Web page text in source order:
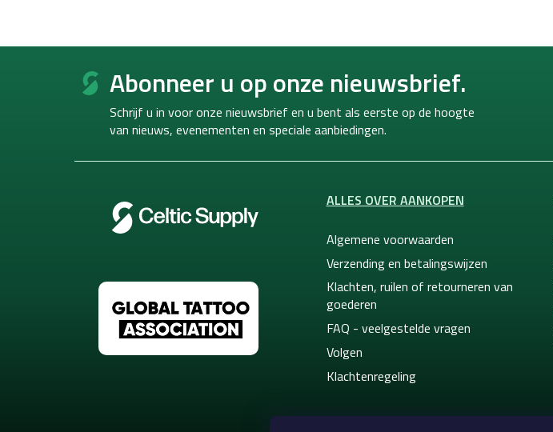
F
Abonneer u op onze nieuwsbrief.
Schrijf u in voor onze nieuwsbrief en u bent als eerste op de hoogte
van nieuws, evenementen en speciale aanbiedingen.
ALLES OVER AANKOPEN
Algemene voorwaarden
Verzending en betalingswijzen
Klachten, ruilen of retourneren van
goederen
FAQ - veelgestelde vragen
Volgen
Klachtenregeling